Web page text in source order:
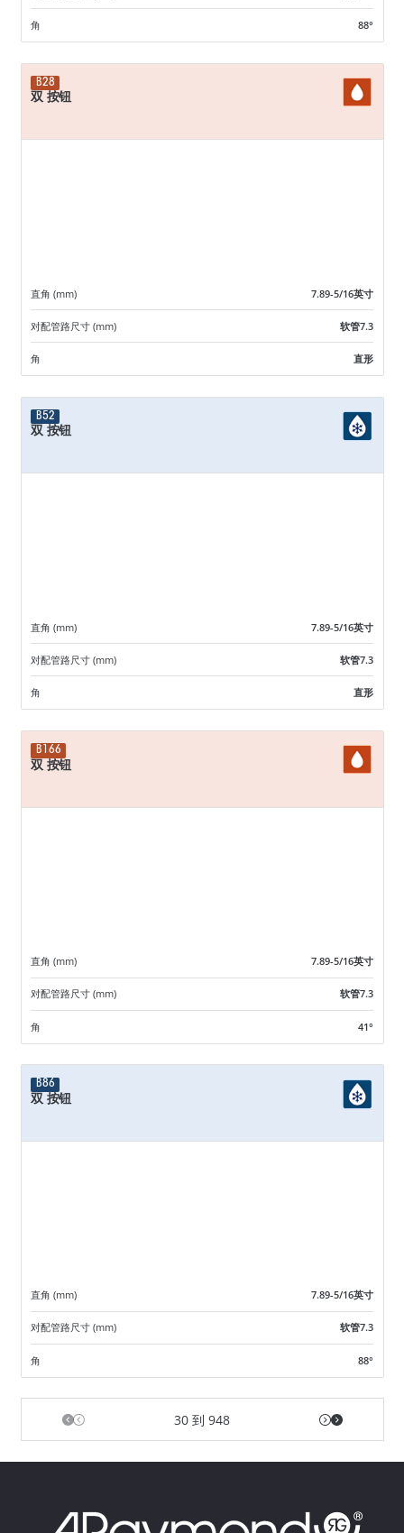
角 88°
B28
双 按钮
直角 (mm) 7.89-5/16英寸
对配管路尺寸 (mm) 软管7.3
角 直形
B52
双 按钮
直角 (mm) 7.89-5/16英寸
对配管路尺寸 (mm) 软管7.3
角 直形
B166
双 按钮
直角 (mm) 7.89-5/16英寸
对配管路尺寸 (mm) 软管7.3
角 41°
B86
双 按钮
直角 (mm) 7.89-5/16英寸
对配管路尺寸 (mm) 软管7.3
角 88°
30 到 948